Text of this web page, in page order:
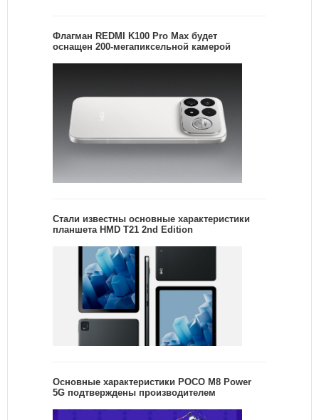
Флагман REDMI K100 Pro Max будет
оснащен 200-мегапиксельной камерой
Стали известны основные характеристики
планшета HMD T21 2nd Edition
Основные характеристики POCO M8 Power
5G подтверждены производителем